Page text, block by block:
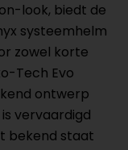
look, biedt de
systeemhelm
zowel korte
Tech Evo
ontwerp
vervaardigd
bekend staat